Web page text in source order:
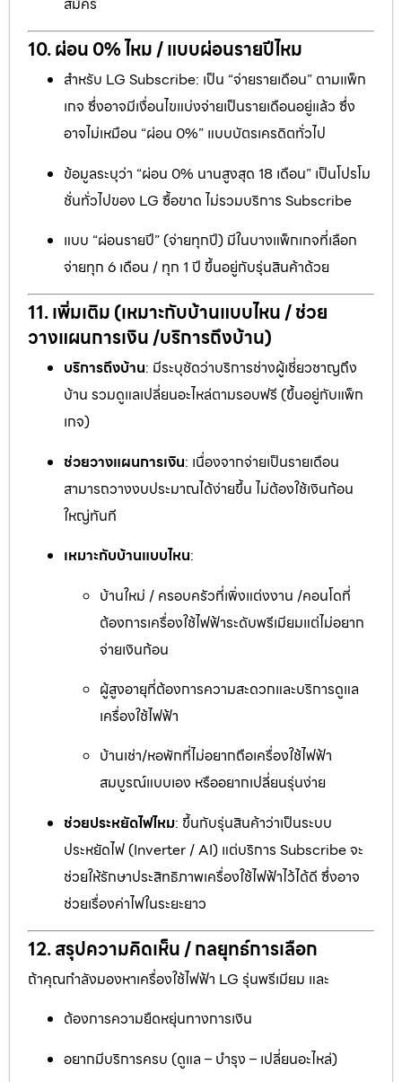
10. ผ่อน 0% ไหม / แบบผ่อนรายปีไหม
สำหรับ LG Subscribe: เป็น “จ่ายรายเดือน” ตามแพ็ก
เกจ ซึ่งอาจมีเงื่อนไขแบ่งจ่ายเป็นรายเดือนอยู่แล้ว ซึ่ง
อาจไม่เหมือน “ผ่อน 0%” แบบบัตรเครดิตทั่วไป
ข้อมูลระบุว่า “ผ่อน 0% นานสูงสุด 18 เดือน” เป็นโปรโม
ชั่นทั่วไปของ LG ซื้อขาด ไม่รวมบริการ Subscribe
แบบ “ผ่อนรายปี” (จ่ายทุกปี) มีในบางแพ็กเกจที่เลือก
จ่ายทุก 6 เดือน / ทุก 1 ปี ขึ้นอยู่กับรุ่นสินค้าด้วย
11. เพิ่มเติม (เหมาะกับบ้านแบบไหน / ช่วย
วางแผนการเงิน /บริการถึงบ้าน)
บริการถึงบ้าน: มีระบุชัดว่าบริการช่างผู้เชี่ยวชาญถึง
บ้าน รวมดูแลเปลี่ยนอะไหล่ตามรอบฟรี (ขึ้นอยู่กับแพ็ก
เกจ)
ช่วยวางแผนการเงิน: เนื่องจากจ่ายเป็นรายเดือน
สามารถวางงบประมาณได้ง่ายขึ้น ไม่ต้องใช้เงินก้อน
ใหญ่ทันที
เหมาะกับบ้านแบบไหน:
บ้านใหม่ / ครอบครัวที่เพิ่งแต่งงาน /คอนโดที่
ต้องการเครื่องใช้ไฟฟ้าระดับพรีเมียมแต่ไม่อยาก
จ่ายเงินก้อน
ผู้สูงอายุที่ต้องการความสะดวกและบริการดูแล
เครื่องใช้ไฟฟ้า
บ้านเช่า/หอพักที่ไม่อยากถือเครื่องใช้ไฟฟ้า
สมบูรณ์แบบเอง หรืออยากเปลี่ยนรุ่นง่าย
ช่วยประหยัดไฟไหม: ขึ้นกับรุ่นสินค้าว่าเป็นระบบ
ประหยัดไฟ (Inverter / AI) แต่บริการ Subscribe จะ
ช่วยให้รักษาประสิทธิภาพเครื่องใช้ไฟฟ้าไว้ได้ดี ซึ่งอาจ
ช่วยเรื่องค่าไฟในระยะยาว
12. สรุปความคิดเห็น / กลยุทธ์การเลือก
ถ้าคุณกำลังมองหาเครื่องใช้ไฟฟ้า LG รุ่นพรีเมียม และ
ต้องการความยืดหยุ่นทางการเงิน
อยากมีบริการครบ (ดูแล – บำรุง – เปลี่ยนอะไหล่)